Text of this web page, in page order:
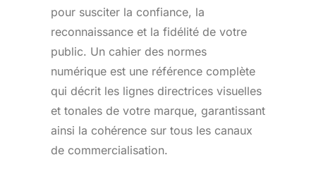
pour susciter la confiance, la
reconnaissance et la fidélité de votre
public. Un cahier des normes
numérique est une référence complète
qui décrit les lignes directrices visuelles
et tonales de votre marque, garantissant
ainsi la cohérence sur tous les canaux
de commercialisation.